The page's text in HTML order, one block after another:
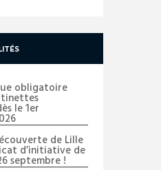
obligatoire
le 1er
de Lille
d’initiative de
septembre !